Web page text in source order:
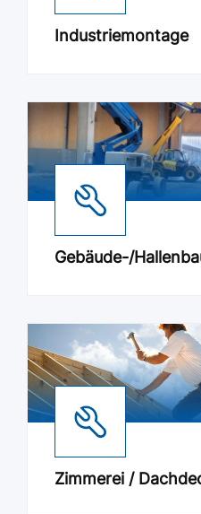
Industriemontage
Gebäude-/
Zimmerei /